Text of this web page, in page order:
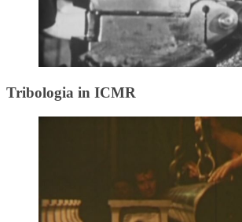
Tribologia in ICMR